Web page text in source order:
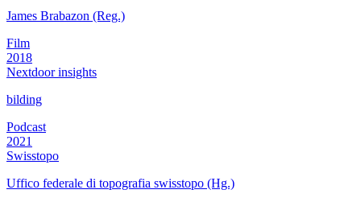
James Brabazon (Reg.)
Film
2018
Nextdoor insights
bilding
Podcast
2021
Swisstopo
Uffico federale di topografia swisstopo (Hg.)